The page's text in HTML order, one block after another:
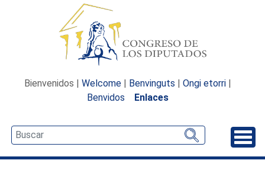
Bienvenidos | Welcome | Benvinguts | Ongi etorri |
Benvidos
Enlaces